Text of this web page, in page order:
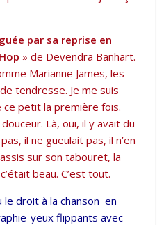
par sa reprise en
» de Devendra Banhart.
Marianne James, les
tendresse. Je me suis
ce petit la première fois.
Là, oui, il y avait du
il ne gueulait pas, il n’en
sur son tabouret, la
beau. C’est tout.
le droit à la chanson en
yeux flippants avec